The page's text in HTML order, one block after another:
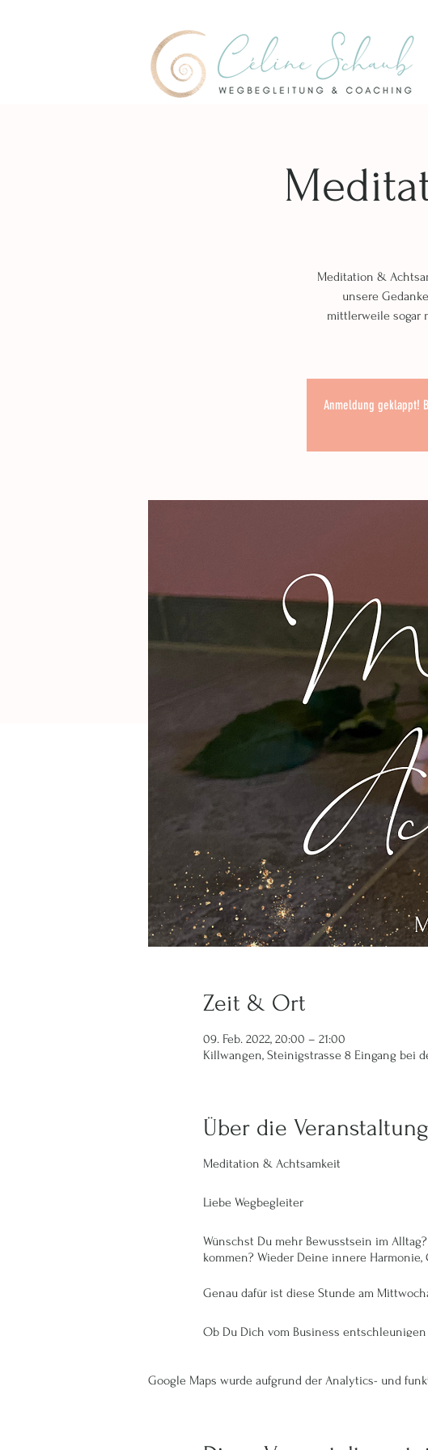
Meditation &
unsere
mittlerweile sogar
Anmeldung geklappt!
Zeit & Ort
09. Feb. 2022, 20:00 – 21:00
Killwangen, Steinigstrasse 8 Eingang bei
Über die Veranstaltung
Meditation & Achtsamkeit
Liebe Wegbegleiter
Wünschst Du mehr Bewusstsein im
kommen? Wieder Deine innere
Genau dafür ist diese Stunde am
Ob Du Dich vom Business
Folgende Daten stehen Dir dafür zur
Google Maps wurde aufgrund der Analytics- und